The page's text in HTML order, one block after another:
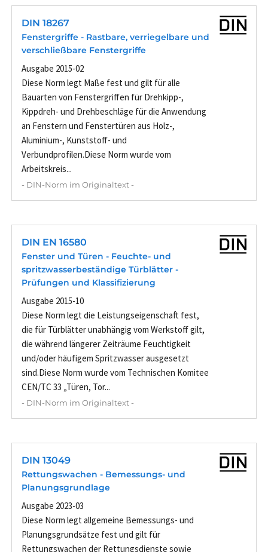
DIN 18267
Fenstergriffe - Rastbare, verriegelbare und
verschließbare Fenstergriffe
Ausgabe 2015-02
Diese Norm legt Maße fest und gilt für alle
Bauarten von Fenstergriffen für Drehkipp-,
Kippdreh- und Drehbeschläge für die Anwendung
an Fenstern und Fenstertüren aus Holz-,
Aluminium-, Kunststoff- und
Verbundprofilen.Diese Norm wurde vom
Arbeitskreis...
- DIN-Norm im Originaltext -
DIN EN 16580
Fenster und Türen - Feuchte- und
spritzwasserbeständige Türblätter -
Prüfungen und Klassifizierung
Ausgabe 2015-10
Diese Norm legt die Leistungseigenschaft fest,
die für Türblätter unabhängig vom Werkstoff gilt,
die während längerer Zeiträume Feuchtigkeit
und/oder häufigem Spritzwasser ausgesetzt
sind.Diese Norm wurde vom Technischen Komitee
CEN/TC 33 „Türen, Tor...
- DIN-Norm im Originaltext -
DIN 13049
Rettungswachen - Bemessungs- und
Planungsgrundlage
Ausgabe 2023-03
Diese Norm legt allgemeine Bemessungs- und
Planungsgrundsätze fest und gilt für
Rettungswachen der Rettungsdienste sowie